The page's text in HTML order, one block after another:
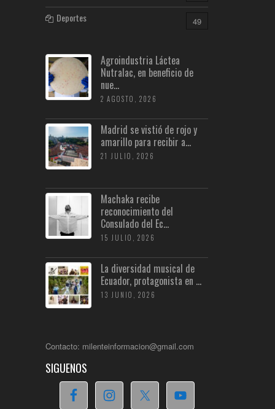
Deportes 49
Agroindustria Láctea
Nutralac, en beneficio de
nue...
2 AGOSTO, 2026
Madrid se vistió de rojo y
amarillo para recibir a...
21 JULIO, 2026
Machaka recibe
reconocimiento del
Consulado del Ec...
15 JULIO, 2026
La diversidad musical de
Ecuador, protagonista en ...
13 JUNIO, 2026
Contacto: milenteinformacion@gmail.com
SIGUENOS